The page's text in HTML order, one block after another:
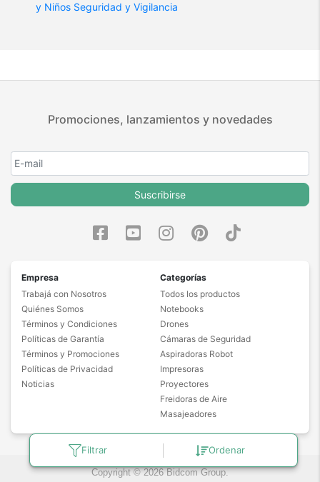
Filtrar Ordenar
y Niños Seguridad y Vigilancia
Promociones, lanzamientos y novedades
Suscribirse
Empresa
Trabajá con Nosotros
Quiénes Somos
Términos y Condiciones
Políticas de Garantía
Términos y Promociones
Políticas de Privacidad
Noticias
Categorías
Todos los productos
Notebooks
Drones
Cámaras de Seguridad
Aspiradoras Robot
Impresoras
Proyectores
Freidoras de Aire
Masajeadores
Copyright © 2026 Bidcom Group.